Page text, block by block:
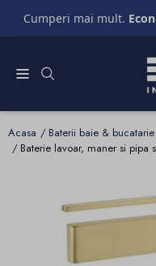
Cumperi mai mult.
Acasa Baterii baie & bucatarie
Baterie lavoar, maner si